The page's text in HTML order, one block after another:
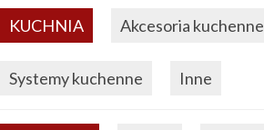
KUCHNIA Akcesoria kuchenne
Systemy kuchenne Inne